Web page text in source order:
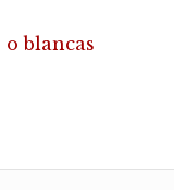
blancas